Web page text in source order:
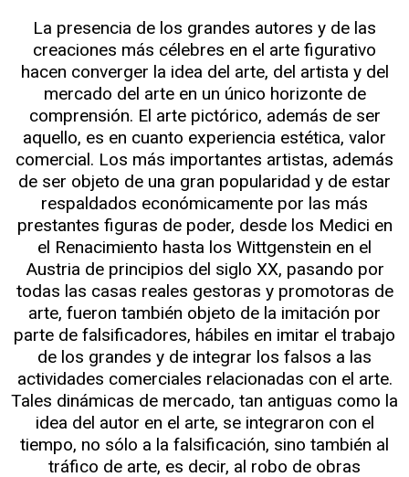
La presencia de los grandes autores y de las
creaciones más célebres en el arte figurativo
hacen converger la idea del arte, del artista y del
mercado del arte en un único horizonte de
comprensión. El arte pictórico, además de ser
aquello, es en cuanto experiencia estética, valor
comercial. Los más importantes artistas, además
de ser objeto de una gran popularidad y de estar
respaldados económicamente por las más
prestantes figuras de poder, desde los Medici en
el Renacimiento hasta los Wittgenstein en el
Austria de principios del siglo XX, pasando por
todas las casas reales gestoras y promotoras de
arte, fueron también objeto de la imitación por
parte de falsificadores, hábiles en imitar el trabajo
de los grandes y de integrar los falsos a las
actividades comerciales relacionadas con el arte.
Tales dinámicas de mercado, tan antiguas como la
idea del autor en el arte, se integraron con el
tiempo, no sólo a la falsificación, sino también al
tráfico de arte, es decir, al robo de obras